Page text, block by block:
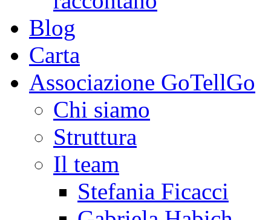
Blog
Carta
Associazione GoTellGo
Chi siamo
Struttura
Il team
Stefania Ficacci